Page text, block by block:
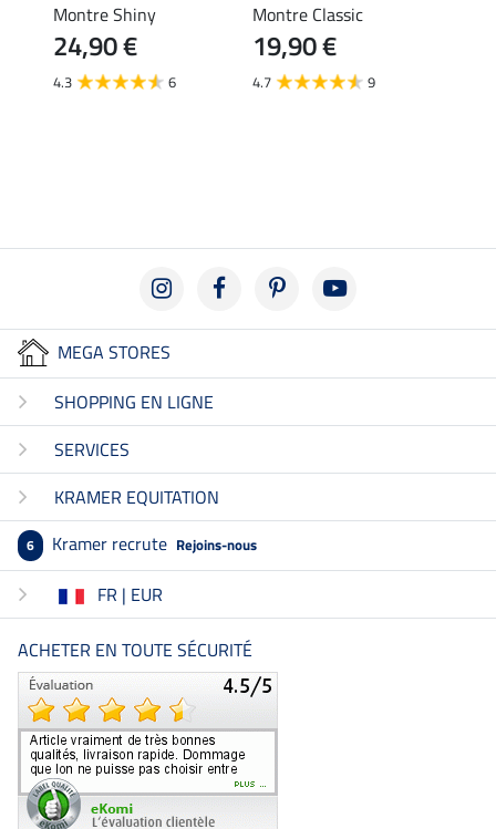
Montre Shiny
24,90 €
4.3 6
Montre Classic
19,90 €
4.7 9
MEGA STORES
SHOPPING EN LIGNE
SERVICES
KRAMER EQUITATION
6 Kramer recrute Rejoins-nous
FR | EUR
ACHETER EN TOUTE SÉCURITÉ